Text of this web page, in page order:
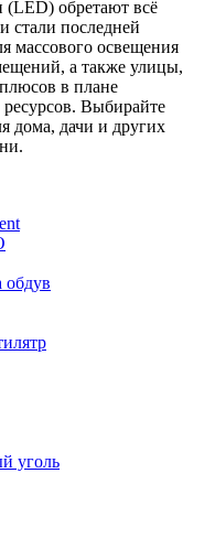
(LED) обретают всё
стали последней
массового освещения
а также улицы,
в плане
Выбирайте
дома, дачи и других
обдув
уголь